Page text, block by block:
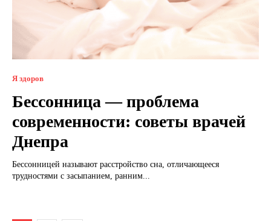
Я здоров
Бессонница — проблема
современности: советы врачей
Днепра
Бессонницей называют расстройство сна, отличающееся
трудностями с засыпанием, ранним...